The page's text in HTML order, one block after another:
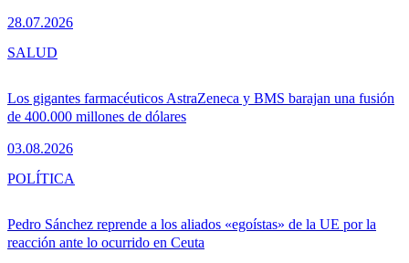
28.07.2026
Los gigantes farmacéuticos AstraZeneca y BMS barajan una fusión
de 400.000 millones de dólares
03.08.2026
SALUD
Pedro Sánchez reprende a los aliados «egoístas» de la UE por la
reacción ante lo ocurrido en Ceuta
POLÍTICA